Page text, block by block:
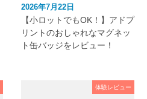
2026年7月22日
【小ロットでもOK！】アドプ
リントのおしゃれなマグネッ
ト缶バッジをレビュー！
体験レビュー